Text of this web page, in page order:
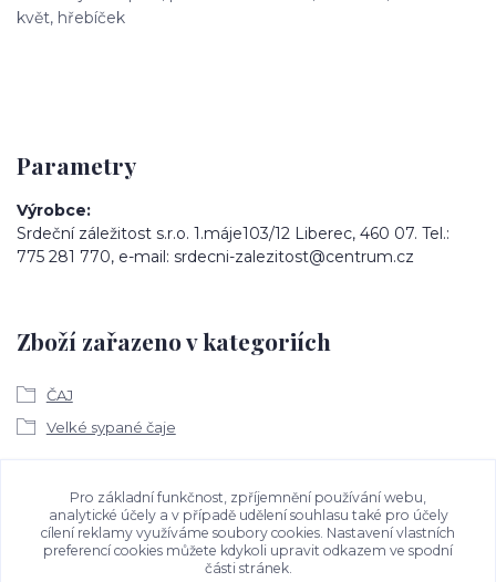
květ, hřebíček
Parametry
Výrobce
Srdeční záležitost s.r.o. 1.máje103/12 Liberec, 460 07. Tel.:
775 281 770, e-mail: srdecni-zalezitost@centrum.cz
Zboží zařazeno v kategoriích
ČAJ
Velké sypané čaje
Ke stažení
Bezpečností upozornění
Pro základní funkčnost, zpříjemnění používání webu,
analytické účely a v případě udělení souhlasu také pro účely
cílení reklamy využíváme soubory cookies. Nastavení vlastních
preferencí cookies můžete kdykoli upravit odkazem ve spodní
části stránek.